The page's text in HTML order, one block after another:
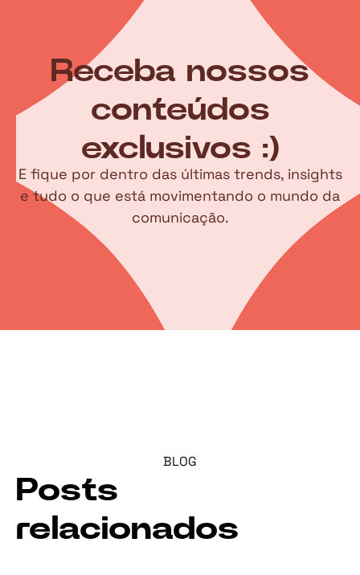
Receba nossos
conteúdos
exclusivos :)
E fique por dentro das últimas trends, insights
e tudo o que está movimentando o mundo da
comunicação.
BLOG
Posts
relacionados